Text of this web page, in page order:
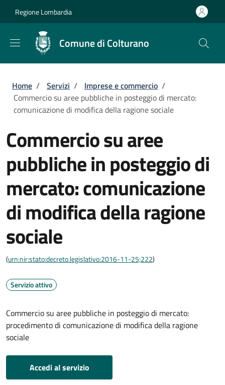
Regione Lombardia
Comune di Colturano
Briciole di pane
Home / Servizi / Imprese e commercio /
Commercio su aree pubbliche in posteggio di mercato:
comunicazione di modifica della ragione sociale
Commercio su aree
pubbliche in posteggio di
mercato: comunicazione
di modifica della ragione
sociale
(urn:nir:stato:decreto.legislativo:2016-11-25;222)
Servizio attivo
Commercio su aree pubbliche in posteggio di mercato:
procedimento di comunicazione di modifica della ragione
sociale
Accedi al servizio